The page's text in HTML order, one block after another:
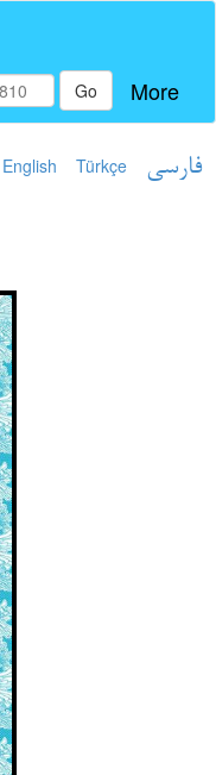
Go More
English Türkçe فارسی